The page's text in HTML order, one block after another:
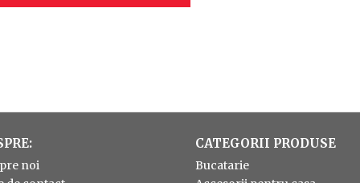
noi
CATEGORII PRODUSE
Bucatarie